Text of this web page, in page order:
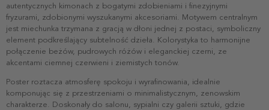
autentycznych kimonach z bogatymi zdobieniami i finezyjnymi
fryzurami, zdobionymi wyszukanymi akcesoriami. Motywem centralnym
jest miechunka trzymana z gracją w dłoni jednej z postaci, symboliczny
element podkreślający subtelność dzieła. Kolorystyka to harmonijne
połączenie beżów, pudrowych różów i eleganckiej czerni, ze
akcentami ciemnej czerwieni i ziemistych tonów.
Poster roztacza atmosferę spokoju i wyrafinowania, idealnie
komponując się z przestrzeniami o minimalistycznym, zenowskim
charakterze. Doskonały do salonu, sypialni czy galerii sztuki, gdzie